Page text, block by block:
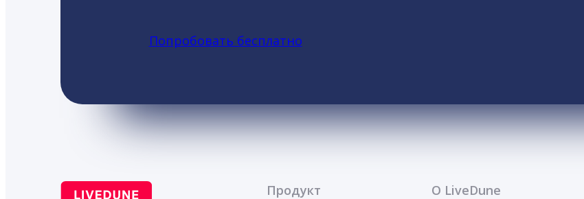
Попробовать бесплатно
Продукт О LiveDune